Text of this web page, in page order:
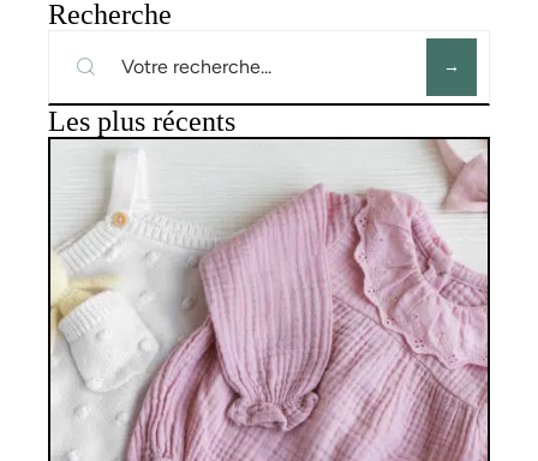
Recherche
Les plus récents